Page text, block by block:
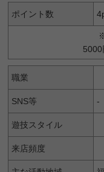
ポイント数
職業
SNS等 -
遊技スタイル
来店頻度